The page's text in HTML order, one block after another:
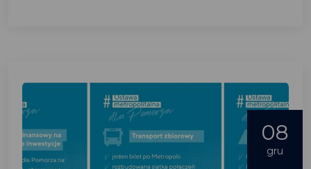
08
gru